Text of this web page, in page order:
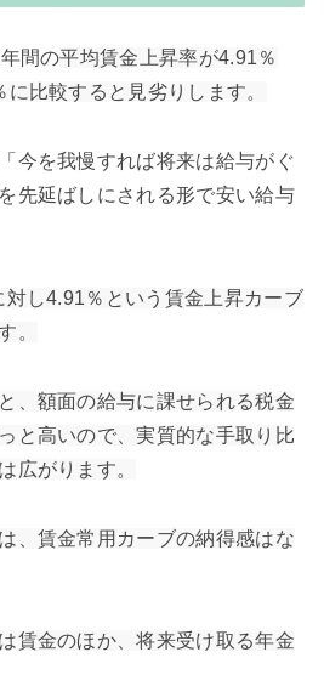
間の平均賃金上昇率が4.91％
比較すると見劣りします。
「今を我慢すれば将来は給与がぐ
先延ばしにされる形で安い給与
対し4.91％という賃金上昇カーブ
。
、額面の給与に課せられる税金
と高いので、実質的な手取り比
広がります。
、賃金常用カーブの納得感はな
賃金のほか、将来受け取る年金